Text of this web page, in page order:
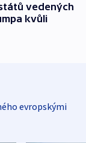
vedených
kvůli
evropskými